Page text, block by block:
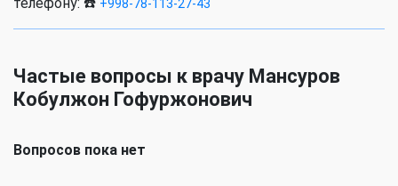
+998-78-113-27-43
Частые вопросы к врачу Мансуров
Кобулжон Гофуржонович
Вопросов пока нет